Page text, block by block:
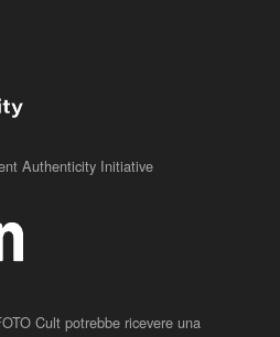
Authenticity Initiative
Cult potrebbe ricevere una